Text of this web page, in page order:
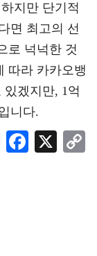
지만 단기적
면 최고의 선
로 넉넉한 것
따라 카카오뱅
겠지만, 1억
니다.
T
F
X